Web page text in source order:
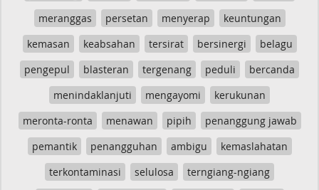
meranggas
persetan menyerap
keuntungan
kemasan
keabsahan tersirat bersinergi
belagu
pengepul
blasteran tergenang peduli
bercanda
menindaklanjuti
mengayomi
kerukunan
meronta-ronta
menawan pipih
penanggung jawab
pemantik
penangguhan ambigu
kemaslahatan
terkontaminasi
selulosa
terngiang-ngiang